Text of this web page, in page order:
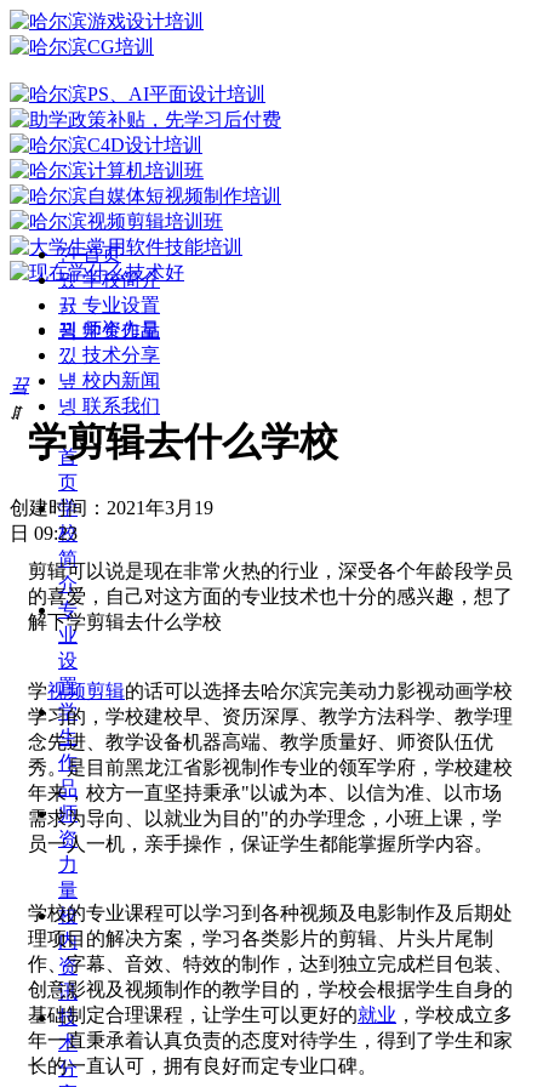
낀 首页
뀄 学校简介
뀴 专业设置
끡 学生作品
뀡 师资力量
낐 技术分享
넆 校内新闻
넹 联系我们
끀
ꁲ
首
页
学
校
简
介
专
业
设
置
学
生
作
品
师
资
力
量
校
内
资
讯
技
术
分
学剪辑去什么学校
创建时间： 2021年3月19
日 09:23
剪辑可以说是现在非常火热的行业，深受各个年龄段学员
的喜爱，自己对这方面的专业技术也十分的感兴趣，想了
解下学剪辑去什么学校
学视频剪辑的话可以选择去哈尔滨完美动力影视动画学校
学习的，学校建校早、资历深厚、教学方法科学、教学理
念先进、教学设备机器高端、教学质量好、师资队伍优
秀。是目前黑龙江省影视制作专业的领军学府，学校建校
年来，校方一直坚持秉承"以诚为本、以信为准、以市场
需求为导向、以就业为目的"的办学理念，小班上课，学
员一人一机，亲手操作，保证学生都能掌握所学内容。
学校的专业课程可以学习到各种视频及电影制作及后期处
理项目的解决方案，学习各类影片的剪辑、片头片尾制
作、字幕、音效、特效的制作，达到独立完成栏目包装、
创意影视及视频制作的教学目的，学校会根据学生自身的
基础制定合理课程，让学生可以更好的就业 ，学校成立多
年一直秉承着认真负责的态度对待学生，得到了学生和家
长的一直认可，拥有良好而定专业口碑。